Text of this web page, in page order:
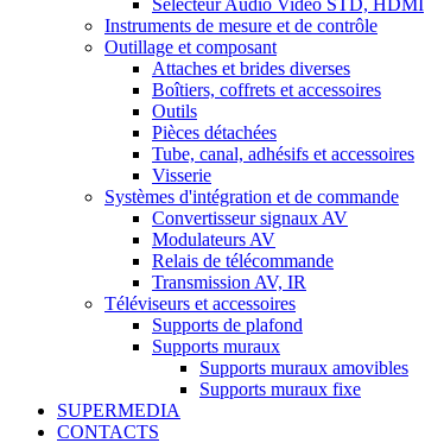
Instruments de mesure et de contrôle
Outillage et composant
Attaches et brides diverses
Boîtiers, coffrets et accessoires
Outils
Pièces détachées
Tube, canal, adhésifs et accessoires
Visserie
Systèmes d'intégration et de commande
Convertisseur signaux AV
Modulateurs AV
Relais de télécommande
Transmission AV, IR
Téléviseurs et accessoires
Supports de plafond
Supports muraux
Supports muraux amovibles
Supports muraux fixe
SUPERMEDIA
CONTACTS